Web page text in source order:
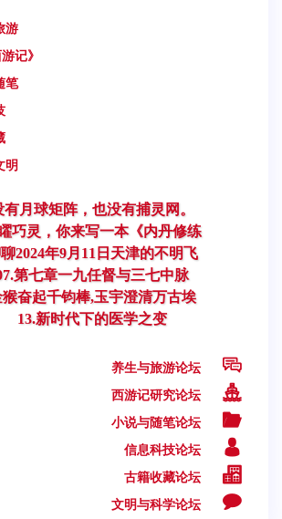
游
记》
笔
明
有月球矩阵，也没有捕灵网。
巧灵，你来写一本《内丹修练
2024年9月11日天津的不明飞
第七章一九任督与三七中脉
猴奋起千钧棒,玉宇澄清万古埃
13.新时代下的医学之变
养生与旅游论坛
西游记研究论坛
小说与随笔论坛
信息科技论坛
古籍收藏论坛
文明与科学论坛